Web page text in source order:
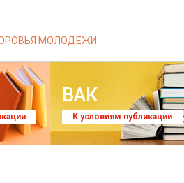
МОЛОДЕЖИ
ВАК
К условиям публикации